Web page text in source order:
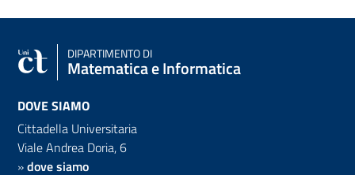
DIPARTIMENTO DI
Matematica e Informatica
DOVE SIAMO
Cittadella Universitaria
Viale Andrea Doria, 6
»dove siamo